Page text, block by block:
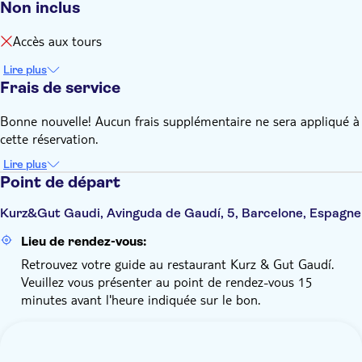
N'oubliez pas d'apporter :
nécessitent une pièce d'identité au point de rendez-vous
Non inclus
Accès aux tours
Lire plus
Frais de service
Bonne nouvelle! Aucun frais supplémentaire ne sera appliqué à
cette réservation.
Lire plus
Point de départ
Kurz&Gut Gaudi, Avinguda de Gaudí, 5, Barcelone, Espagne
Lieu de rendez-vous:
Retrouvez votre guide au restaurant Kurz & Gut Gaudí.
Veuillez vous présenter au point de rendez-vous 15
minutes avant l'heure indiquée sur le bon.